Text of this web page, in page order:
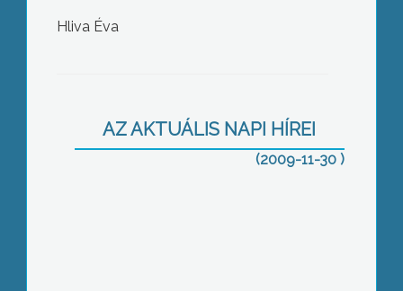
Hliva Éva
AZ AKTUÁLIS NAPI HÍREI
(2009-11-30 )
húsbolt ügyeivel